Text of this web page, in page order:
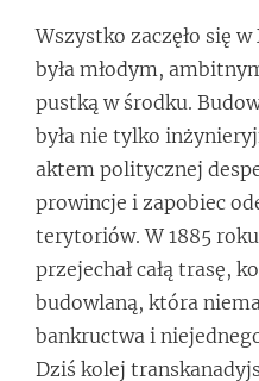
Wszystko zaczęło się
była młodym,
pustką w środku.
była nie tylko
aktem politycznej
prowincje i zapobiec
terytoriów. W 1885
przejechał całą trasę,
budowlaną, która
bankructwa i
Dziś kolej